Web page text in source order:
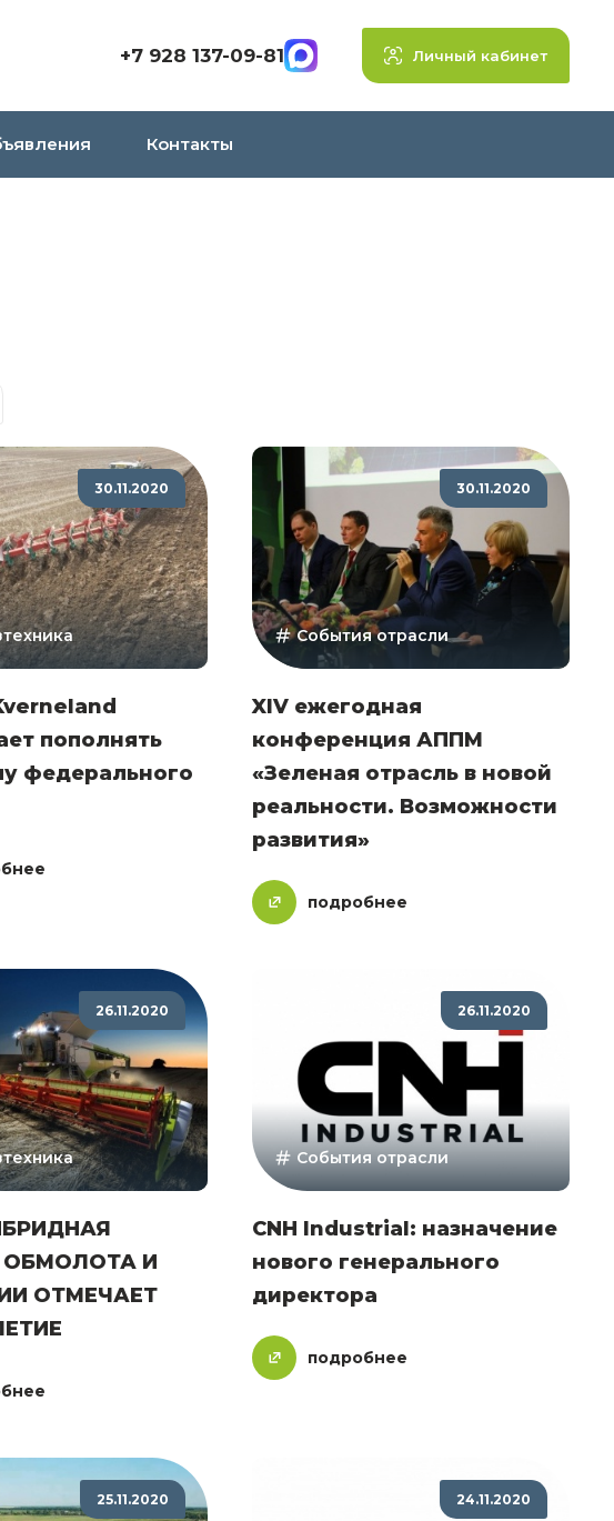
+7 928 137-09-81 Личный кабинет
Контакты
30.11.2020
пополнять
федерального
30.11.2020
События отрасли
XIV ежегодная
конференция АППМ
«Зеленая отрасль в новой
реальности. Возможности
развития»
подробнее
26.11.2020
ОБМОЛОТА И
ОТМЕЧАЕТ
26.11.2020
События отрасли
CNH Industrial: назначение
нового генерального
директора
подробнее
25.11.2020 24.11.2020